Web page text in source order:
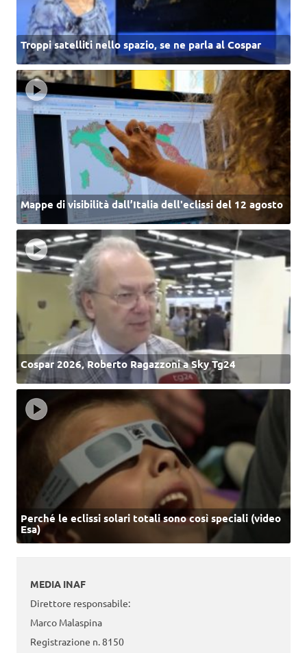
Troppi satelliti nello spazio, se ne parla al Cospar
Mappe di visibilità dall’Italia dell'eclissi del 12 agosto
Cospar 2026, Roberto Ragazzoni a Sky Tg24
Perché le eclissi solari totali sono così speciali (video
Esa)
MEDIA INAF
Direttore responsabile:
Marco Malaspina
Registrazione n. 8150